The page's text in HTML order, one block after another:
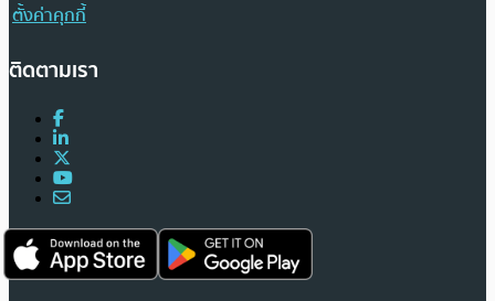
ตั้งค่าคุกกี้
ติดตามเรา